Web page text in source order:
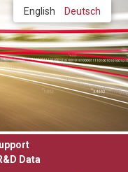
English Deutsch
Data